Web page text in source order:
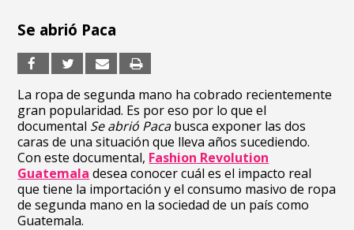
Se abrió Paca
La ropa de segunda mano ha cobrado recientemente
gran popularidad. Es por eso por lo que el
documental Se abrió Pacabusca exponer las dos
caras de una situación que lleva años sucediendo.
Con este documental, Fashion Revolution
Guatemala desea conocer cuál es el impacto real
que tiene la importación y el consumo masivo de ropa
de segunda mano en la sociedad de un país como
Guatemala.